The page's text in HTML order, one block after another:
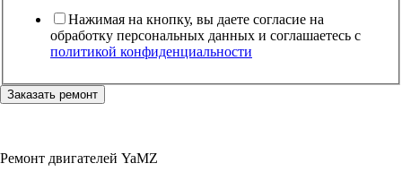
Нажимая на кнопку, вы даете согласие на
обработку персональных данных и соглашаетесь c
политикой конфиденциальности
Заказать ремонт
Ремонт двигателей YaMZ